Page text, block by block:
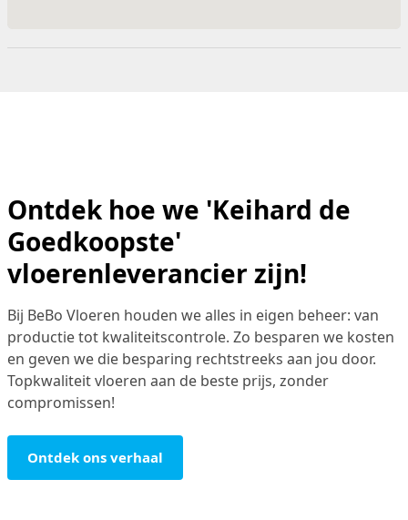
Ontdek hoe we 'Keihard de
Goedkoopste'
vloerenleverancier zijn!
Bij BeBo Vloeren houden we alles in eigen beheer: van
productie tot kwaliteitscontrole. Zo besparen we kosten
en geven we die besparing rechtstreeks aan jou door.
Topkwaliteit vloeren aan de beste prijs, zonder
compromissen!
Ontdek ons verhaal